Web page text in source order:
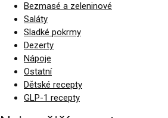
Bezmasé a zeleninové
Saláty
Sladké pokrmy
Dezerty
Nápoje
Ostatní
Dětské recepty
GLP-1 recepty